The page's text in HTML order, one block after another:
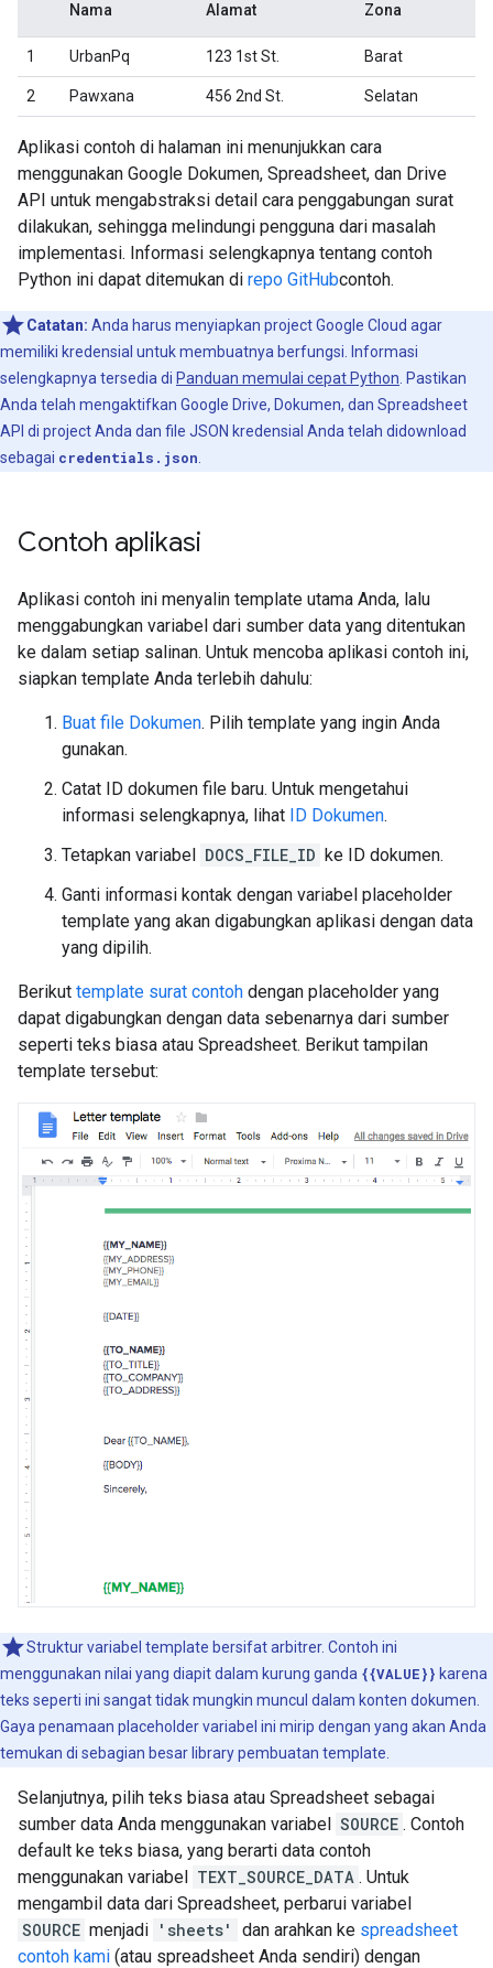
Nama Alamat Zona
1 UrbanPq 123 1st St. Barat
2 Pawxana 456 2nd St. Selatan
Aplikasi contoh di halaman ini menunjukkan cara
menggunakan Google Dokumen, Spreadsheet, dan Drive
API untuk mengabstraksi detail cara penggabungan surat
dilakukan, sehingga melindungi pengguna dari masalah
implementasi. Informasi selengkapnya tentang contoh
Python ini dapat ditemukan di repo GitHubcontoh.
Catatan: Anda harus menyiapkan project Google Cloud agar
memiliki kredensial untuk membuatnya berfungsi. Informasi
selengkapnya tersedia di Panduan memulai cepat Python . Pastikan
Anda telah mengaktifkan Google Drive, Dokumen, dan Spreadsheet
API di project Anda dan file JSON kredensial Anda telah didownload
sebagai credentials.json
Contoh aplikasi
Aplikasi contoh ini menyalin template utama Anda, lalu
menggabungkan variabel dari sumber data yang ditentukan
ke dalam setiap salinan. Untuk mencoba aplikasi contoh ini,
siapkan template Anda terlebih dahulu:
Buat file Dokumen. Pilih template yang ingin Anda
gunakan.
Catat ID dokumen file baru. Untuk mengetahui
informasi selengkapnya, lihat ID Dokumen.
Tetapkan variabel DOCS_FILE_ID ke ID dokumen.
Ganti informasi kontak dengan variabel placeholder
template yang akan digabungkan aplikasi dengan data
yang dipilih.
Berikut template surat contoh dengan placeholder yang
dapat digabungkan dengan data sebenarnya dari sumber
seperti teks biasa atau Spreadsheet. Berikut tampilan
template tersebut:
Struktur variabel template bersifat arbitrer. Contoh ini
menggunakan nilai yang diapit dalam kurung ganda {{VALUE}} karena
teks seperti ini sangat tidak mungkin muncul dalam konten dokumen.
Gaya penamaan placeholder variabel ini mirip dengan yang akan Anda
temukan di sebagian besar library pembuatan template.
Selanjutnya, pilih teks biasa atau Spreadsheet sebagai
sumber data Anda menggunakan variabel SOURCE . Contoh
default ke teks biasa, yang berarti data contoh
menggunakan variabel TEXT_SOURCE_DATA . Untuk
mengambil data dari Spreadsheet, perbarui variabel
SOURCE menjadi 'sheets' dan arahkan ke spreadsheet
contoh kami (atau spreadsheet Anda sendiri) dengan